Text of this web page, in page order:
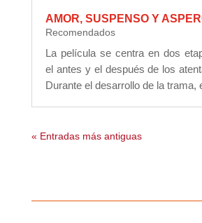
AMOR, SUSPENSO Y
Recomendados
La película se centra en dos
el antes y el después de los
Durante el desarrollo de la trama,
« Entradas más antiguas